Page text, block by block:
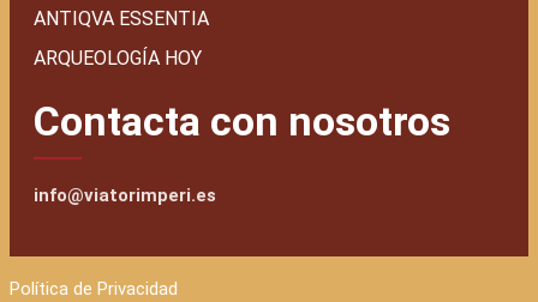
ANTIQVA ESSENTIA
ARQUEOLOGÍA HOY
Contacta con nosotros
info@viatorimperi.es
Política de Privacidad